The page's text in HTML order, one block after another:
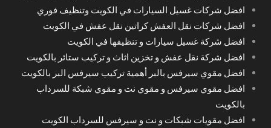
افضل شركات غسيل السيارات في الكويت وتنظيف فوري
افضل شركات نقل العفش كراتين نقل عفش في الكويت
افضل شركة غسيل سيارات و تنظيفها في الكويت
افضل شركة نقل عفش و تخزين اثاث و تركيب ستائر بالكويت
افضل مقوي سيرفس بالبر أهمية تركيب سيرفس البر بالكويت
افضل مقوي سيرفس و مقوي نت و مقوي شبكة للسرداب
بالكويت
افضل مقويات شبكات و نت و سيرفس للسرداب الكويت